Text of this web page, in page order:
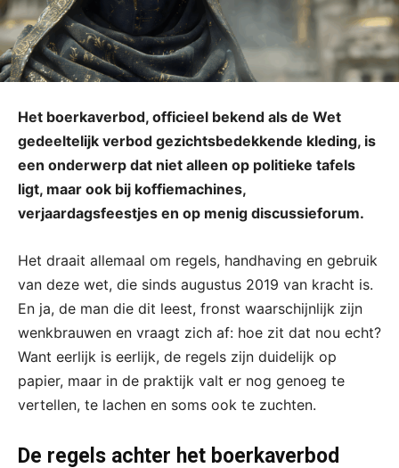
Het boerkaverbod, officieel bekend als de Wet
gedeeltelijk verbod gezichtsbedekkende kleding, is
een onderwerp dat niet alleen op politieke tafels
ligt, maar ook bij koffiemachines,
verjaardagsfeestjes en op menig discussieforum.
Het draait allemaal om regels, handhaving en gebruik
van deze wet, die sinds augustus 2019 van kracht is.
En ja, de man die dit leest, fronst waarschijnlijk zijn
wenkbrauwen en vraagt zich af: hoe zit dat nou echt?
Want eerlijk is eerlijk, de regels zijn duidelijk op
papier, maar in de praktijk valt er nog genoeg te
vertellen, te lachen en soms ook te zuchten.
De regels achter het boerkaverbod